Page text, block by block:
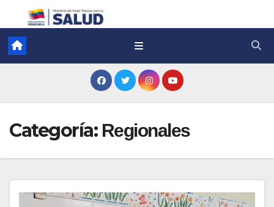
Categoría: Regionales